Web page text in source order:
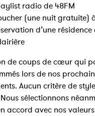
radio de 48FM
(une nuit gratuite)
d’une résidence
de coups de cœur qui
lors de nos
Aucun critère de
sélectionnons
accord avec nos